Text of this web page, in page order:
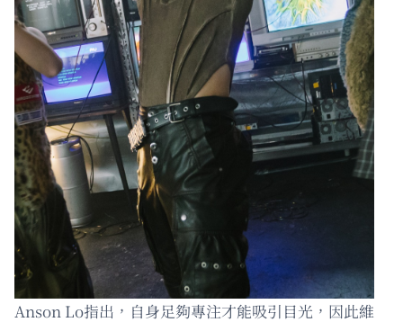
Anson Lo指出，自身足夠專注才能吸引目光，因此維